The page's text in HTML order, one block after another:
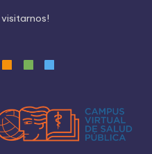
visitarnos!